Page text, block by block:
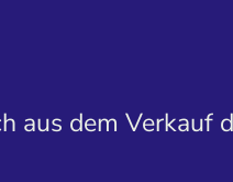
aus dem Verkauf